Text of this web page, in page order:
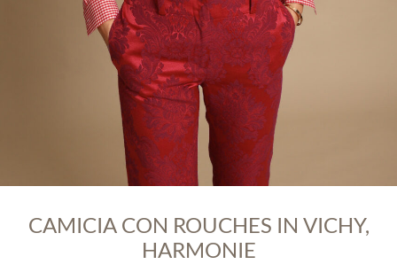
CAMICIA CON ROUCHES IN VICHY,
HARMONIE